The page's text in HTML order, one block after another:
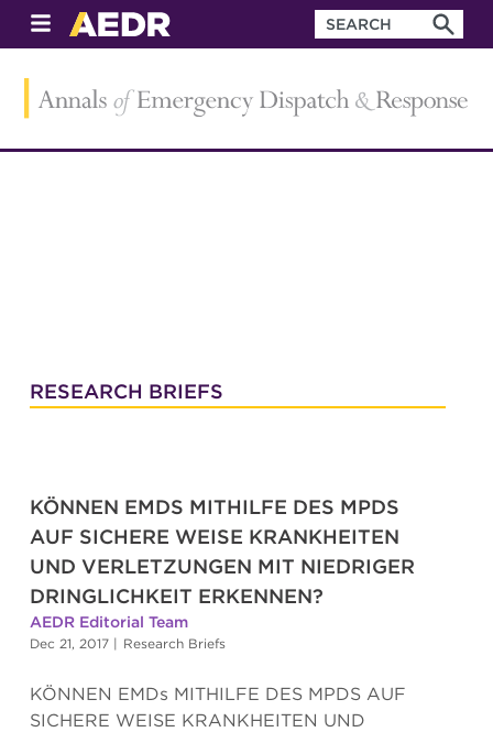
RESEARCH BRIEFS
KÖNNEN EMDS MITHILFE DES MPDS
AUF SICHERE WEISE KRANKHEITEN
UND VERLETZUNGEN MIT NIEDRIGER
DRINGLICHKEIT ERKENNEN?
AEDR Editorial Team
Dec 21, 2017 | Research Briefs
KÖNNEN EMDs MITHILFE DES MPDS AUF
SICHERE WEISE KRANKHEITEN UND